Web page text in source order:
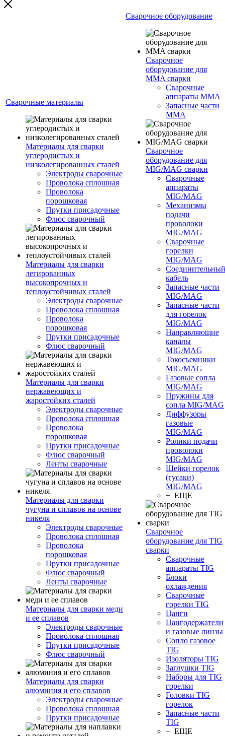
Сварочные материалы
Материалы для сварки
углеродистых и
низколегированных сталей
Электроды сварочные
Проволока сплошная
Проволока
порошковая
Прутки присадочные
Флюс сварочный
Материалы для сварки
легированных
высокопрочных и
теплоустойчивых сталей
Электроды сварочные
Проволока сплошная
Проволока
порошковая
Прутки присадочные
Флюс сварочный
Материалы для сварки
нержавеющих и
жаростойких сталей
Электроды сварочные
Проволока сплошная
Проволока
порошковая
Прутки присадочные
Флюс сварочный
Ленты сварочные
Материалы для сварки
чугуна и сплавов на основе
никеля
Электроды сварочные
Проволока сплошная
Проволока
порошковая
Прутки присадочные
Флюс сварочный
Ленты сварочные
Материалы для сварки меди
и ее сплавов
Электроды сварочные
Проволока сплошная
Прутки присадочные
Флюс сварочный
Материалы для сварки
алюминия и его сплавов
Электроды сварочные
Проволока сплошная
Прутки присадочные
Сварочное оборудование
Сварочное
оборудование для
MMA сварки
Сварочные
аппараты MMA
Запасные части
MMA
Сварочное
оборудование для
MIG/MAG сварки
Сварочные
аппараты
MIG/MAG
Механизмы
подачи
проволоки
MIG/MAG
Сварочные
горелки
MIG/MAG
Соединительный
кабель
Запасные части
MIG/MAG
Запасные части
для горелок
MIG/MAG
Направляющие
каналы
MIG/MAG
Токосъемники
MIG/MAG
Газовые сопла
MIG/MAG
Пружины для
сопла MIG/MAG
Диффузоры
газовые
MIG/MAG
Ролики подачи
проволоки
MIG/MAG
Шейки горелок
(гусаки)
MIG/MAG
+ ЕЩЕ
Сварочное
оборудование для TIG
сварки
Сварочные
аппараты TIG
Блоки
охлаждения
Сварочные
горелки TIG
Цанги
Цангодержатели
и газовые линзы
Сопло газовое
TIG
Изоляторы TIG
Заглушки TIG
Наборы для TIG
горелки
Головки TIG
горелок
Запасные части
TIG
+ ЕЩЕ